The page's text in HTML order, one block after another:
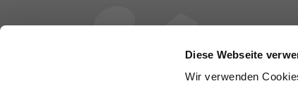
Diese Webseite
Wir verwenden